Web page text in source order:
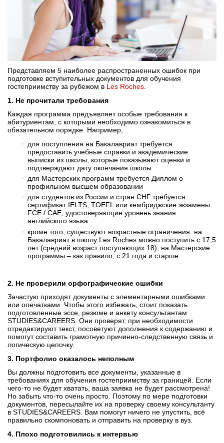
Другие направления
Представляем 5 наиболее распространенных ошибок при
подготовке вступительных документов для обучения
гостеприимству за рубежом в Les Roches.
1. Не прочитали требования
Каждая программа предъявляет особые требования к
абитуриентам, с которыми необходимо ознакомиться в
обязательном порядке. Например,
для поступления на Бакалавриат требуется
предоставить учебные справки и академические
выписки из школы, которые показывают оценки и
подтверждают дату окончания школы
для Мастерских программ требуется Диплом о
профильном высшем образовании
для студентов из России и стран СНГ требуется
сертификат IELTS, TOEFL или кембриджские экзамены
FCE / CAE, удостоверяющие уровень знания
английского языка
кроме того, существуют возрастные ограничения: на
Бакалавриат в школу Les Roches можно поступить с 17,5
лет (средний возраст поступающих 18); на Мастерские
программы – как правило, с 21 года и старше.
2. Не проверили орфографические ошибки
Зачастую приходят документы с элементарными ошибками
или опечатками. Чтобы этого избежать, стоит показать
подготовленные эссе, резюме и анкету консультантам
STUDIES&CAREERS. Они проверят, при необходимости
отредактируют текст, посоветуют дополнения к содержанию и
помогут составить грамотную причинно-следственную связь и
логическую цепочку.
3. Портфолио оказалось неполным
Вы должны подготовить все документы, указанные в
требованиях для обучения гостеприимству за границей. Если
чего-то не будет хватать, ваша заявка не будет рассмотрена!
Но забыть что-то очень просто. Поэтому по мере подготовки
документов, пересылайте их на проверку своему консультанту
в STUDIES&CAREERS. Вам помогут ничего не упустить, всё
правильно скомпоновать и отправить на проверку в вуз.
4. Плохо подготовились к интервью